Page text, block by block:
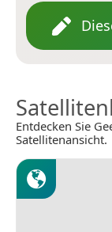
Entdecken Sie
Satellitenansicht.